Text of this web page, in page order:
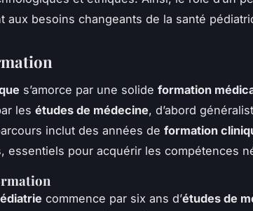
aux besoins changeants de la santé
s’amorce par une solide formation
les études de médecine, d’abord
inclut des années de formation
essentiels pour acquérir les compétences
commence par six ans d’études de